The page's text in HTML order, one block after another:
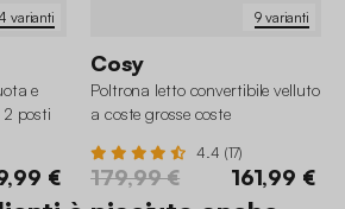
varianti
e
posti
€
9 varianti
Cosy
Poltrona letto convertibile velluto
a coste grosse coste
4.4 (17)
179,99 € 161,99 €